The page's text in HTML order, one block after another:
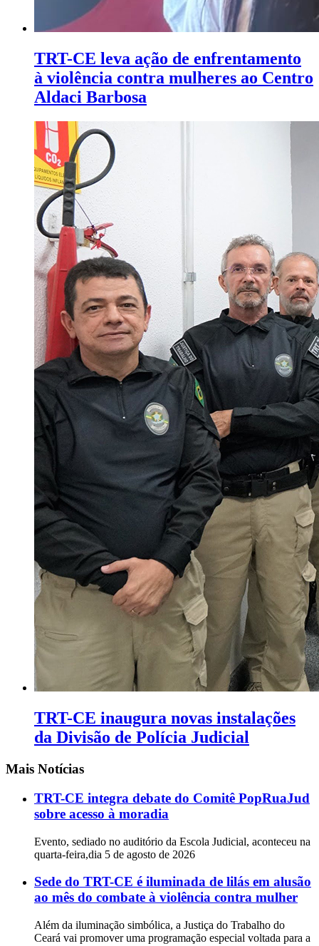
TRT-CE leva ação de enfrentamento
à violência contra mulheres ao Centro
Aldaci Barbosa
TRT-CE inaugura novas instalações
da Divisão de Polícia Judicial
Mais Notícias
TRT-CE integra debate do Comitê PopRuaJud
sobre acesso à moradia
Evento, sediado no auditório da Escola Judicial, aconteceu na
quarta-feira,dia 5 de agosto de 2026
Sede do TRT-CE é iluminada de lilás em alusão
ao mês do combate à violência contra mulher
Além da iluminação simbólica, a Justiça do Trabalho do
Ceará vai promover uma programação especial voltada para a